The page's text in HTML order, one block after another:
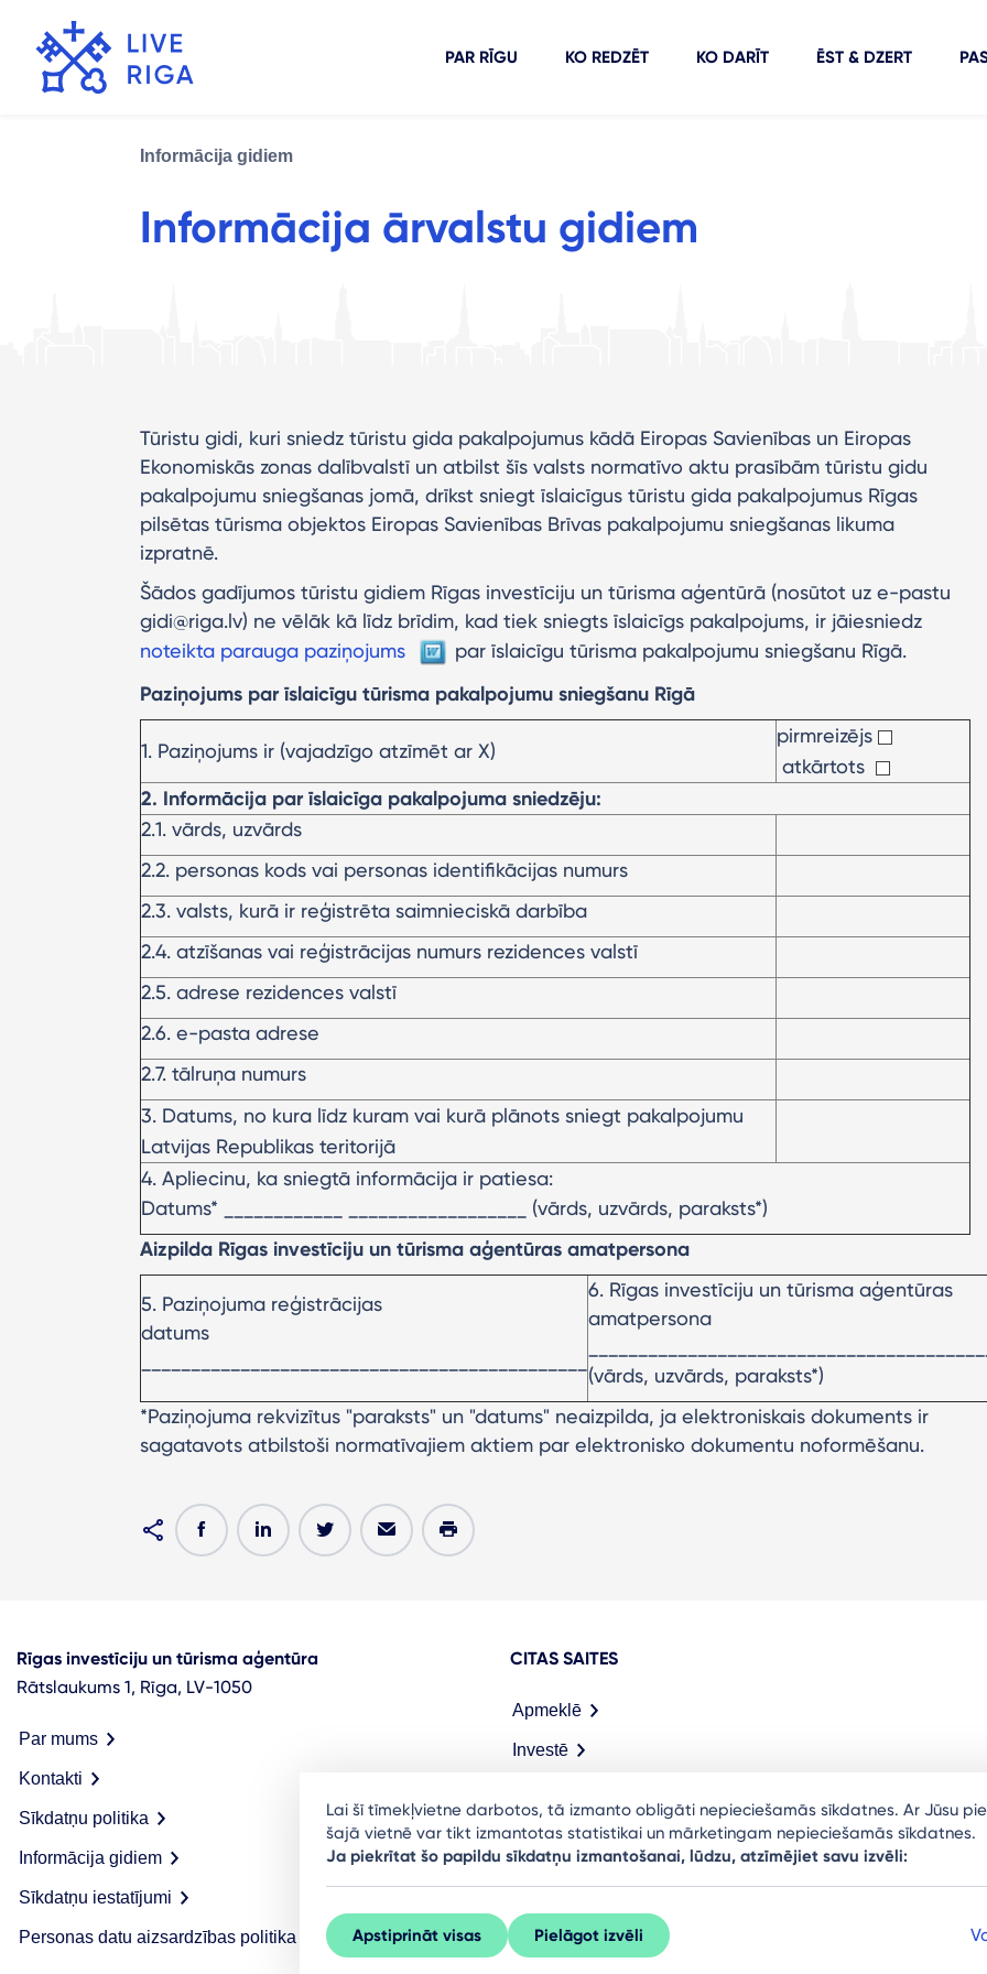
PAR RĪGU KO REDZĒT KO DARĪT ĒST & DZERT
Informācija gidiem
Informācija ārvalstu gidiem
Tūristu gidi, kuri sniedz tūristu gida pakalpojumus kādā Eiropas Savienības un Eiropas
Ekonomiskās zonas dalībvalstī un atbilst šīs valsts normatīvo aktu prasībām tūristu gidu
pakalpojumu sniegšanas jomā, drīkst sniegt īslaicīgus tūristu gida pakalpojumus Rīgas
pilsētas tūrisma objektos Eiropas Savienības Brīvas pakalpojumu sniegšanas likuma
izpratnē.
Šādos gadījumos tūristu gidiem Rīgas investīciju un tūrisma aģentūrā (nosūtot uz e-pastu
gidi@riga.lv) ne vēlāk kā līdz brīdim, kad tiek sniegts īslaicīgs pakalpojums, ir jāiesniedz
noteikta parauga paziņojums
par īslaicīgu tūrisma pakalpojumu sniegšanu Rīgā.
Paziņojums par īslaicīgu tūrisma pakalpojumu sniegšanu Rīgā
1. Paziņojums ir (vajadzīgo atzīmēt ar X)
pirmreizējs
atkārtots
2. Informācija par īslaicīga pakalpojuma sniedzēju:
2.1. vārds, uzvārds
2.2. personas kods vai personas identifikācijas numurs
2.3. valsts, kurā ir reģistrēta saimnieciskā darbība
2.4. atzīšanas vai reģistrācijas numurs rezidences valstī
2.5. adrese rezidences valstī
2.6. e-pasta adrese
2.7. tālruņa numurs
3. Datums, no kura līdz kuram vai kurā plānots sniegt pakalpojumu
Latvijas Republikas teritorijā
4. Apliecinu, ka sniegtā informācija ir patiesa:
Datums* ____________ __________________ (vārds, uzvārds, paraksts*)
Aizpilda Rīgas investīciju un tūrisma aģentūras amatpersona
5. Paziņojuma reģistrācijas
datums
6. Rīgas investīciju un tūrisma aģentūras
amatpersona
(vārds, uzvārds, paraksts*)
*Paziņojuma rekvizītus "paraksts" un "datums" neaizpilda, ja elektroniskais dokuments ir
sagatavots atbilstoši normatīvajiem aktiem par elektronisko dokumentu noformēšanu.
Rīgas investīciju un tūrisma aģentūra
Rātslaukums 1, Rīga, LV-1050
Par mums
Kontakti
Sīkdatņu politika
Informācija gidiem
Sīkdatņu iestatījumi
Personas datu aizsardzības politika
CITAS SAITES
Apmeklē
Investē
Lai šī tīmekļvietne darbotos, tā izmanto obligāti nepieciešamās sīkdatnes. Ar Jūsu
šajā vietnē var tikt izmantotas statistikai un mārketingam nepieciešamās sīkdatnes.
Ja piekrītat šo papildu sīkdatņu izmantošanai, lūdzu, atzīmējiet savu izvēli:
Apstiprināt visas Pielāgot izvēli